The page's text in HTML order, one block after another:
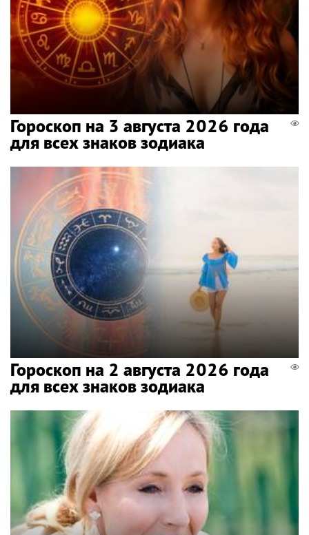
Гороскоп на 3 августа 2026 года
для всех знаков зодиака
Гороскоп на 2 августа 2026 года
для всех знаков зодиака